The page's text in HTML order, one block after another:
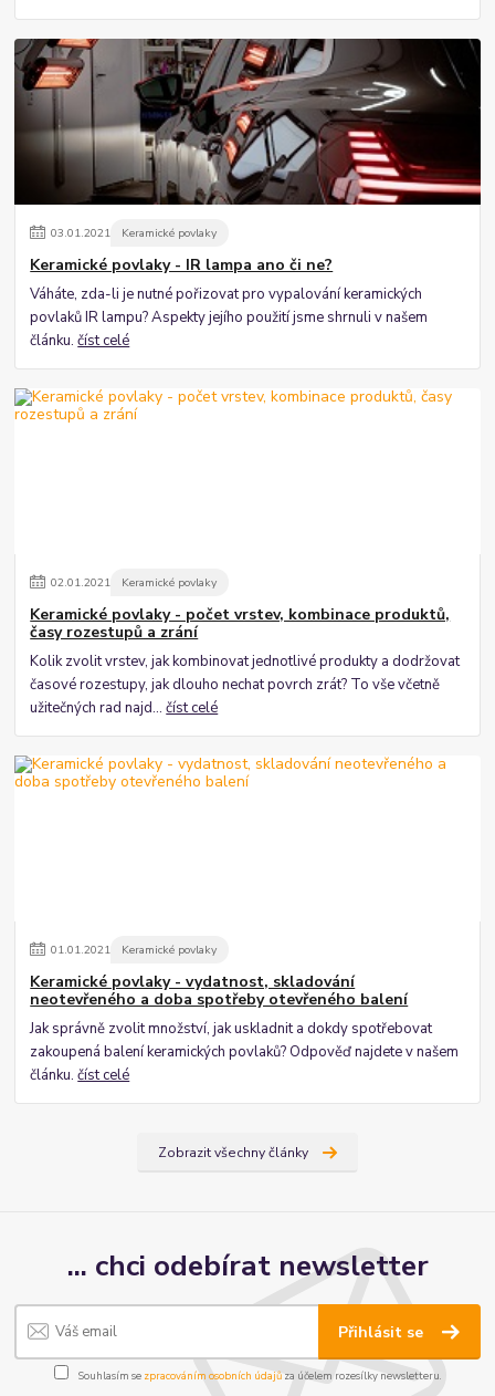
03.01.2021 Keramické povlaky
Keramické povlaky - IR lampa ano či ne?
Váháte, zda-li je nutné pořizovat pro vypalování keramických
povlaků IR lampu? Aspekty jejího použití jsme shrnuli v našem
článku.číst celé
02.01.2021 Keramické povlaky
Keramické povlaky - počet vrstev, kombinace produktů,
časy rozestupů a zrání
Kolik zvolit vrstev, jak kombinovat jednotlivé produkty a dodržovat
časové rozestupy, jak dlouho nechat povrch zrát? To vše včetně
užitečných rad najd...číst celé
01.01.2021 Keramické povlaky
Keramické povlaky - vydatnost, skladování
neotevřeného a doba spotřeby otevřeného balení
Jak správně zvolit množství, jak uskladnit a dokdy spotřebovat
zakoupená balení keramických povlaků? Odpověď najdete v našem
článku.číst celé
Zobrazit všechny články
... chci odebírat newsletter
Přihlásit se
Souhlasím se zpracováním osobních údajůza účelem rozesílky newsletteru.